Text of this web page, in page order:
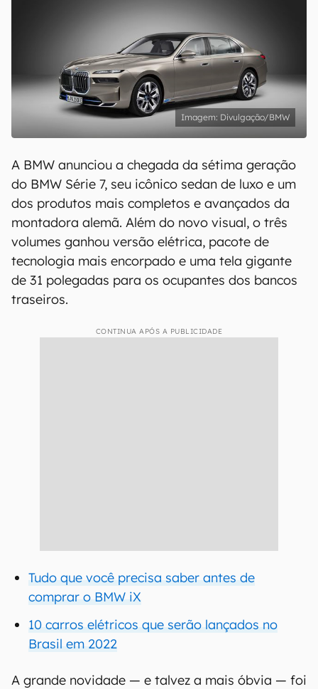
Divulgação/BMW
A BMW anunciou a chegada da sétima geração
do BMW Série 7, seu icônico sedan de luxo e um
dos produtos mais completos e avançados da
montadora alemã. Além do novo visual, o três
volumes ganhou versão elétrica, pacote de
tecnologia mais encorpado e uma tela gigante
de 31 polegadas para os ocupantes dos bancos
traseiros.
CONTINUA APÓS A PUBLICIDADE
Tudo que você precisa saber antes de
comprar o BMW iX
10 carros elétricos que serão lançados no
Brasil em 2022
A grande novidade — e talvez a mais óbvia — foi